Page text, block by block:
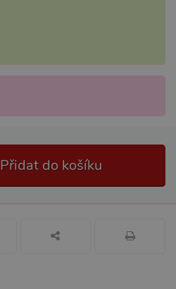
Přidat do košíku